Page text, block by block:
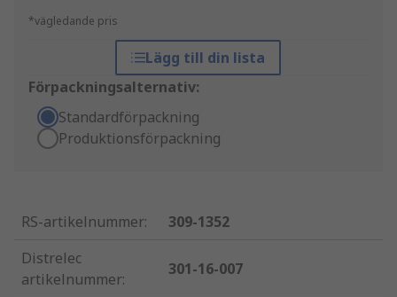
*vägledande pris
Lägg till din lista
Förpackningsalternativ:
Standardförpackning
Produktionsförpackning
RS-artikelnummer:
309-1352
Distrelec
artikelnummer:
301-16-007